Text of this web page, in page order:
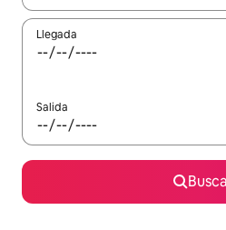
Llegada
Salida